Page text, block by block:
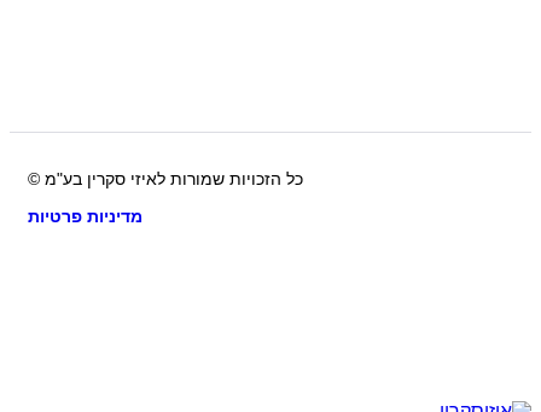
כל הזכויות שמורות לאיזי סקרין בע"מ ©
מדיניות פרטיות